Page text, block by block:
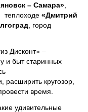
– Самара»
теплоходе «Дмитрий
, город
Дисконт» –
и быт старинных
кругозор,
время.
удивительные